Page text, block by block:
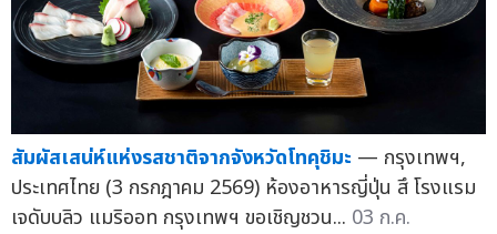
สัมผัสเสน่ห์แห่งรสชาติจากจังหวัดโทคุชิมะ — กรุงเทพฯ,
ประเทศไทย (3 กรกฎาคม 2569) ห้องอาหารญี่ปุ่น สึ โรงแรม
เจดับบลิว แมริออท กรุงเทพฯ ขอเชิญชวน... 03 ก.ค.